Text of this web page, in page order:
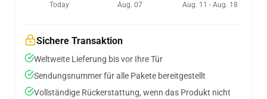
Today
Aug. 07
Aug. 11 - Aug. 18
Sichere Transaktion
Weltweite Lieferung bis vor Ihre Tür
Sendungsnummer für alle Pakete bereitgestellt
Vollständige Rückerstattung, wenn das Produkt nicht